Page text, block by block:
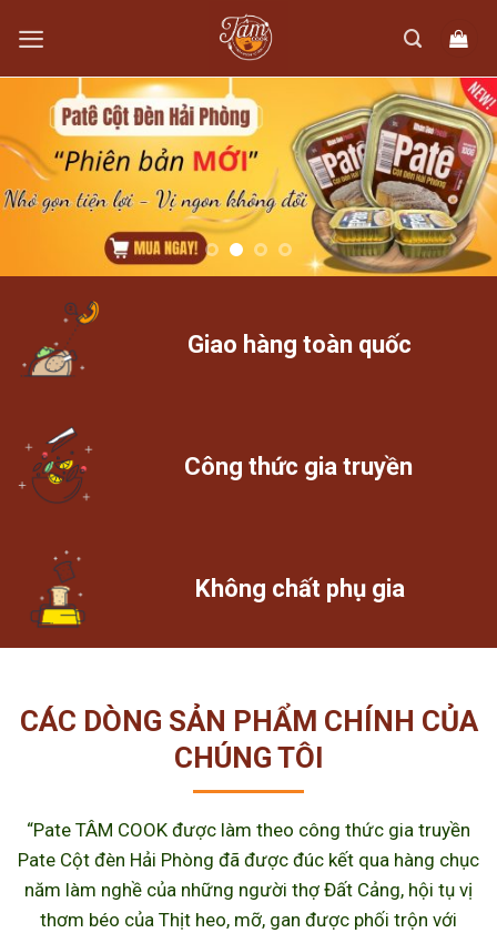
content
Giao hàng toàn quốc
Công thức gia truyền
Không chất phụ gia
CÁC DÒNG SẢN PHẨM CHÍNH CỦA
CHÚNG TÔI
“Pate TÂM COOK được làm theo công thức gia truyền
Pate Cột đèn Hải Phòng đã được đúc kết qua hàng chục
năm làm nghề của những người thợ Đất Cảng, hội tụ vị
thơm béo của Thịt heo, mỡ, gan được phối trộn với